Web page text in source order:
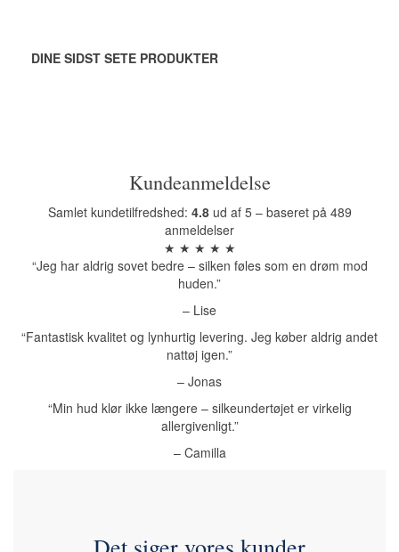
DINE SIDST SETE PRODUKTER
Kundeanmeldelse
Samlet kundetilfredshed: 4.8ud af 5 – baseret på 489
anmeldelser
★ ★ ★ ★ ★
“Jeg har aldrig sovet bedre – silken føles som en drøm mod
huden.”
– Lise
“Fantastisk kvalitet og lynhurtig levering. Jeg køber aldrig andet
nattøj igen.”
– Jonas
“Min hud klør ikke længere – silkeundertøjet er virkelig
allergivenligt.”
– Camilla